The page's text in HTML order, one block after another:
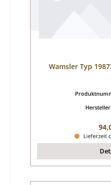
Wamsler Typ
Lieferzeit